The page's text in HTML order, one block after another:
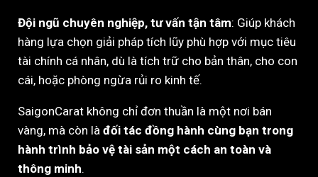
Đội ngũ chuyên nghiệp, tư vấn tận tâm: Giúp khách
hàng lựa chọn giải pháp tích lũy phù hợp với mục tiêu
tài chính cá nhân, dù là tích trữ cho bản thân, cho con
cái, hoặc phòng ngừa rủi ro kinh tế.
SaigonCarat không chỉ đơn thuần là một nơi bán
vàng, mà còn là đối tác đồng hành cùng bạn trong
hành trình bảo vệ tài sản một cách an toàn và
thông minh.